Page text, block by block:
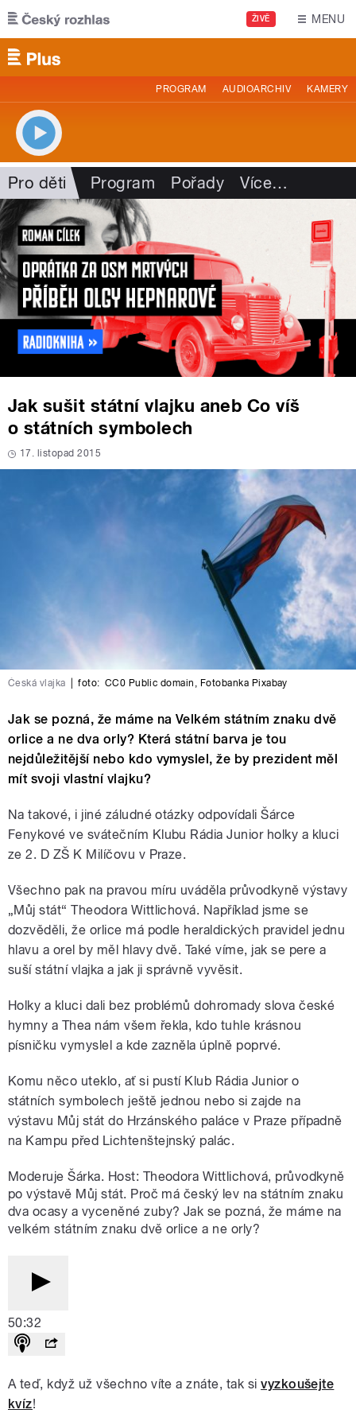
Přejít k hlavnímu obsahu
ŽIVĚ MENU
PROGRAM AUDIOARCHIV KAMERY
Pro děti Program Pořady Více…
Jak sušit státní vlajku aneb Co víš
o státních symbolech
17. listopad 2015
Česká vlajka foto: CC0 Public domain , Fotobanka Pixabay
Jak se pozná, že máme na Velkém státním znaku dvě
orlice a ne dva orly? Která státní barva je tou
nejdůležitější nebo kdo vymyslel, že by prezident měl
mít svoji vlastní vlajku?
Na takové, i jiné záludné otázky odpovídali Šárce
Fenykové ve svátečním Klubu Rádia Junior holky a kluci
ze 2. D ZŠ K Milíčovu v Praze.
Všechno pak na pravou míru uváděla průvodkyně výstavy
„Můj stát“ Theodora Wittlichová. Například jsme se
dozvěděli, že orlice má podle heraldických pravidel jednu
hlavu a orel by měl hlavy dvě. Také víme, jak se pere a
suší státní vlajka a jak ji správně vyvěsit.
Holky a kluci dali bez problémů dohromady slova české
hymny a Thea nám všem řekla, kdo tuhle krásnou
písničku vymyslel a kde zazněla úplně poprvé.
Komu něco uteklo, ať si pustí Klub Rádia Junior o
státních symbolech ještě jednou nebo si zajde na
výstavu Můj stát do Hrzánského paláce v Praze případně
na Kampu před Lichtenštejnský palác.
Moderuje Šárka. Host: Theodora Wittlichová, průvodkyně
po výstavě Můj stát. Proč má český lev na státním znaku
dva ocasy a vyceněné zuby? Jak se pozná, že máme na
velkém státním znaku dvě orlice a ne orly?
50:32
A teď, když už všechno víte a znáte, tak sivyzkoušejte
kvíz!